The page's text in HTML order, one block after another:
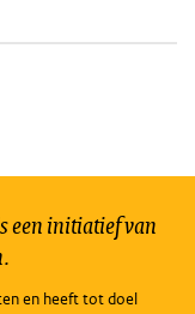
een initiatief van
en heeft tot doel